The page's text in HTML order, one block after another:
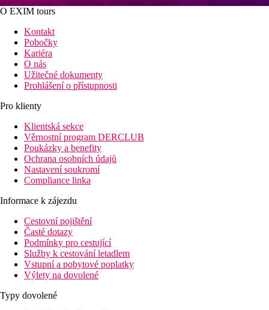
O EXIM tours
Kontakt
Pobočky
Kariéra
O nás
Užitečné dokumenty
Prohlášení o přístupnosti
Pro klienty
Klientská sekce
Věrnostní program DERCLUB
Poukázky a benefity
Ochrana osobních údajů
Nastavení soukromí
Compliance linka
Informace k zájezdu
Cestovní pojištění
Časté dotazy
Podmínky pro cestující
Služby k cestování letadlem
Vstupní a pobytové poplatky
Výlety na dovolené
Typy dovolené